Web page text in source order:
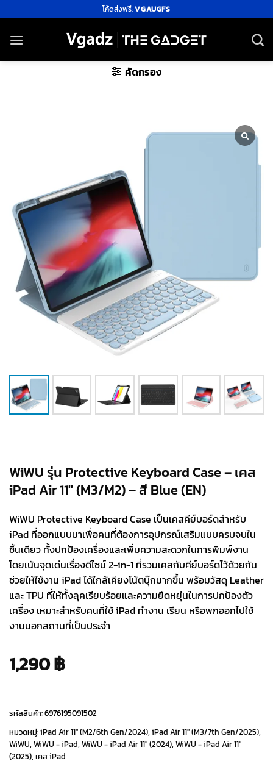
ไป
ยัง
โค้ดส่งฟรี:VGAUGFS
คัดกรอง
WiWU รุ่น Protective Keyboard Case – เคส
iPad Air 11″ (M3/M2) – สี Blue (EN)
WiWU Protective Keyboard Case เป็นเคสคีย์บอร์ดสำหรับ
iPad ที่ออกแบบมาเพื่อคนที่ต้องการอุปกรณ์เสริมแบบครบจบใน
ชิ้นเดียว ทั้งปกป้องเครื่องและเพิ่มความสะดวกในการพิมพ์งาน
โดยเน้นจุดเด่นเรื่องดีไซน์ 2-in-1 ที่รวมเคสกับคีย์บอร์ดไว้ด้วยกัน
ช่วยให้ใช้งาน iPad ได้ใกล้เคียงโน้ตบุ๊กมากขึ้น พร้อมวัสดุ Leather
และ TPU ที่ให้ทั้งลุคเรียบร้อยและความยืดหยุ่นในการปกป้องตัว
เครื่อง เหมาะสำหรับคนที่ใช้ iPad ทำงาน เรียน หรือพกออกไปใช้
งานนอกสถานที่เป็นประจำ
1,290฿
รหัสสินค้า:6976195091502
หมวดหมู่:iPad Air 11" (M2/6th Gen/2024), iPad Air 11" (M3/7th Gen/2025),
WiWU, WiWU - iPad, WiWU - iPad Air 11" (2024), WiWU - iPad Air 11"
(2025), เคส iPad